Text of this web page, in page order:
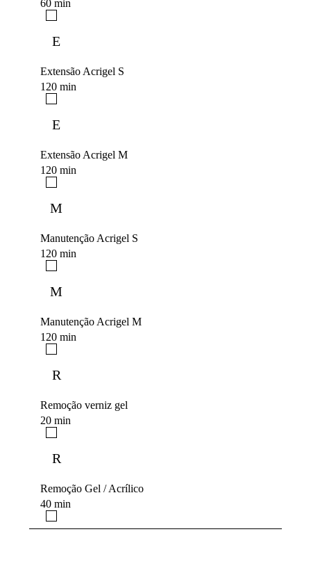
60 min
E
Extensão Acrigel S
120 min
E
Extensão Acrigel M
120 min
M
Manutenção Acrigel S
120 min
M
Manutenção Acrigel M
120 min
R
Remoção verniz gel
20 min
R
Remoção Gel / Acrílico
40 min